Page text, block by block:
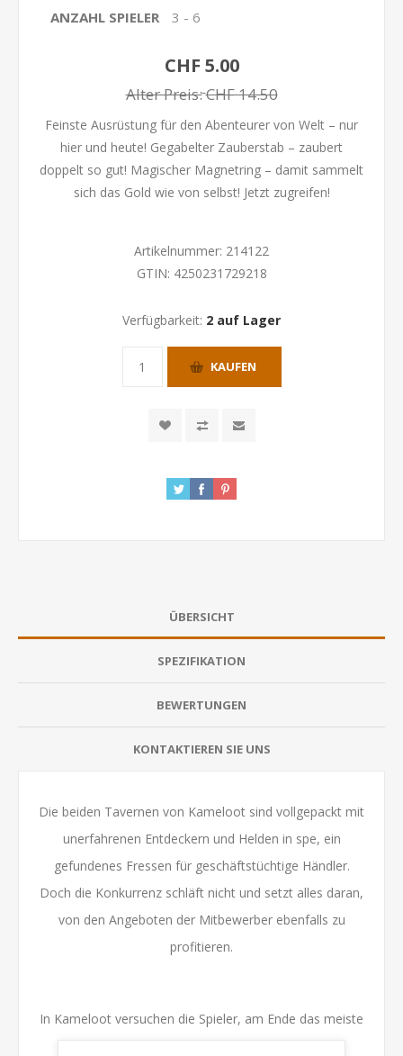
ANZAHL SPIELER
3 - 6
CHF 5.00
Alter Preis:CHF 14.50
Feinste Ausrüstung für den Abenteurer von Welt – nur
hier und heute! Gegabelter Zauberstab – zaubert
doppelt so gut! Magischer Magnetring – damit sammelt
sich das Gold wie von selbst! Jetzt zugreifen!
Artikelnummer: 214122
GTIN: 4250231729218
Verfügbarkeit: 2 auf Lager
KAUFEN
ÜBERSICHT
SPEZIFIKATION
BEWERTUNGEN
KONTAKTIEREN SIE UNS
Die beiden Tavernen von Kameloot sind vollgepackt mit
unerfahrenen Entdeckern und Helden in spe, ein
gefundenes Fressen für geschäftstüchtige Händler.
Doch die Konkurrenz schläft nicht und setzt alles daran,
von den Angeboten der Mitbewerber ebenfalls zu
profitieren.
In Kameloot versuchen die Spieler, am Ende das meiste